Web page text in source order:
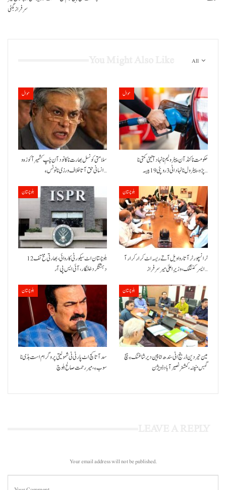
سرفراز بگٹی
All
حوال
سلامتی کونسل بھارت نا کانود آن چَپ کشمیر آ کوزہ و
انسانی حق آتا خلاف ورزی نا نوٹس ءِ…
حوال
حکومت نا کنڈ آن پیٹرولیم نا نہاد آتیٹی کمتی نا
پڑو،پیٹرول نا نہاد اٹی 3 روپئی 19 پیسہ…
بلوچستان
بلوچستان اٹ سیکورٹی کاروائی، بھارتی مخ تف 12
دہشتگرد خلنگار،آئی ایس پی آر
بلوچستان
ٹرانسپورٹر آتا روا ویل آتے ریسہ اٹ کرار کرار آ
ایسر کننگک ،وزیرِ اعلیٰ میر سرفراز…
بلوچستان
سد آتا کچ اٹ پارٹی ٹی شمولیتی پروگرام است بڈی نا
سوب ءِ،میر رحمت صالح بلوچ
بلوچستان
مین حیردین ڈرینج اٹی سندھ انا پین دیر شاغنگ ءِ ہچ
گہس منپنہ،کمشنر نصیرآباد ڈویژن
Your email address will not be published.